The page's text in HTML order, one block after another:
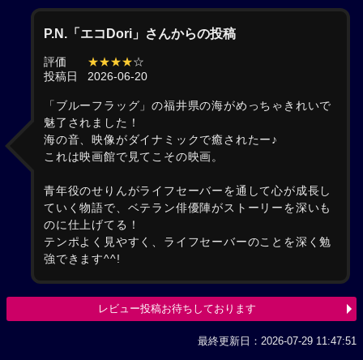
P.N.「エコDori」さんからの投稿
評価 ★★★★☆
投稿日
2026-06-20
「ブルーフラッグ」の福井県の海がめっちゃきれいで
魅了されました！
海の音、映像がダイナミックで癒されたー♪
これは映画館で見てこその映画。
青年役のせりんがライフセーバーを通して心が成長し
ていく物語で、ベテラン俳優陣がストーリーを深いも
のに仕上げてる！
テンポよく見やすく、ライフセーバーのことを深く勉
強できます^^!
レビュー投稿お待ちしております
最終更新日：2026-07-29 11:47:51